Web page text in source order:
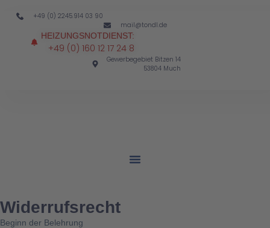
+49 (0) 2245.914 03 90
mail@tondl.de
HEIZUNGSNOTDIENST:
+49 (0) 160 12 17 24 8
Gewerbegebiet Bitzen 14
53804 Much
Widerrufsrecht
Beginn der Belehrung